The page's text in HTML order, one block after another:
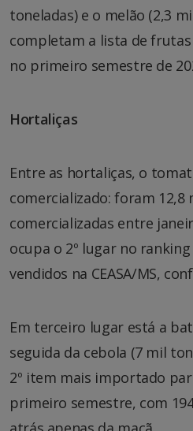
toneladas) e o melão (2,3
completam a lista de
no primeiro semestre de
Hortaliças
Entre as hortaliças, o
comercializado: foram 12,8
comercializadas entre
ocupa o 2º lugar no
vendidos na CEASA/MS,
Em terceiro lugar está a
seguida da cebola (7 mil
2º item mais importado
primeiro semestre, com